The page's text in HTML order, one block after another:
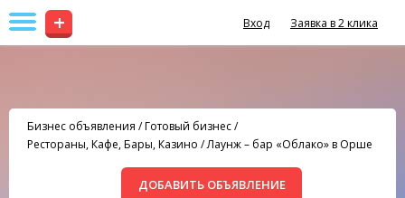
+ Вход Заявка в 2 клика
Бизнес объявления /Готовый бизнес/
Рестораны, Кафе, Бары, Казино /Лаунж – бар «Облако» в Орше
ДОБАВИТЬ ОБЪЯВЛЕНИЕ